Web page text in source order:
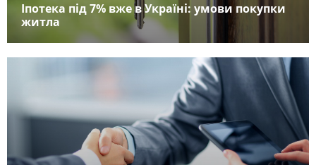
Іпотека під 7% вже в Україні: умови покупки
житла